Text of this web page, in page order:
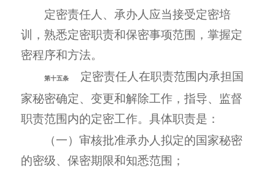
定密责任人、承办人应当接受定密培
训，熟悉定密职责和保密事项范围，掌握定
密程序和方法。
第十五条
定密责任人在职责范围内承担国
家秘密确定、变更和解除工作，指导、监督
职责范围内的定密工作。具体职责是：
（一）审核批准承办人拟定的国家秘密
的密级、保密期限和知悉范围；